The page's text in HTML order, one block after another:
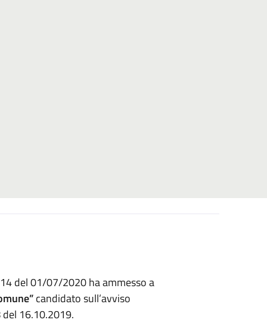
del 01/07/2020 ha ammesso a
candidato sull’avviso
16.10.2019.